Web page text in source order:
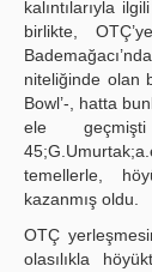
kalıntılarıyla
birlikte,
niteliğinde olan
Bowl’-, hatta
ele geçmişti
temellerle,
kazanmış oldu.
OTÇ
olasılıkla